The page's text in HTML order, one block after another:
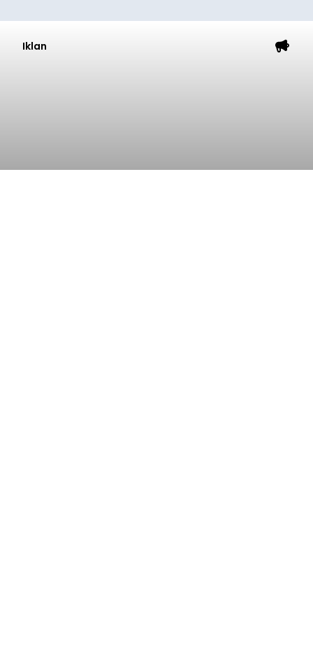
Iklan